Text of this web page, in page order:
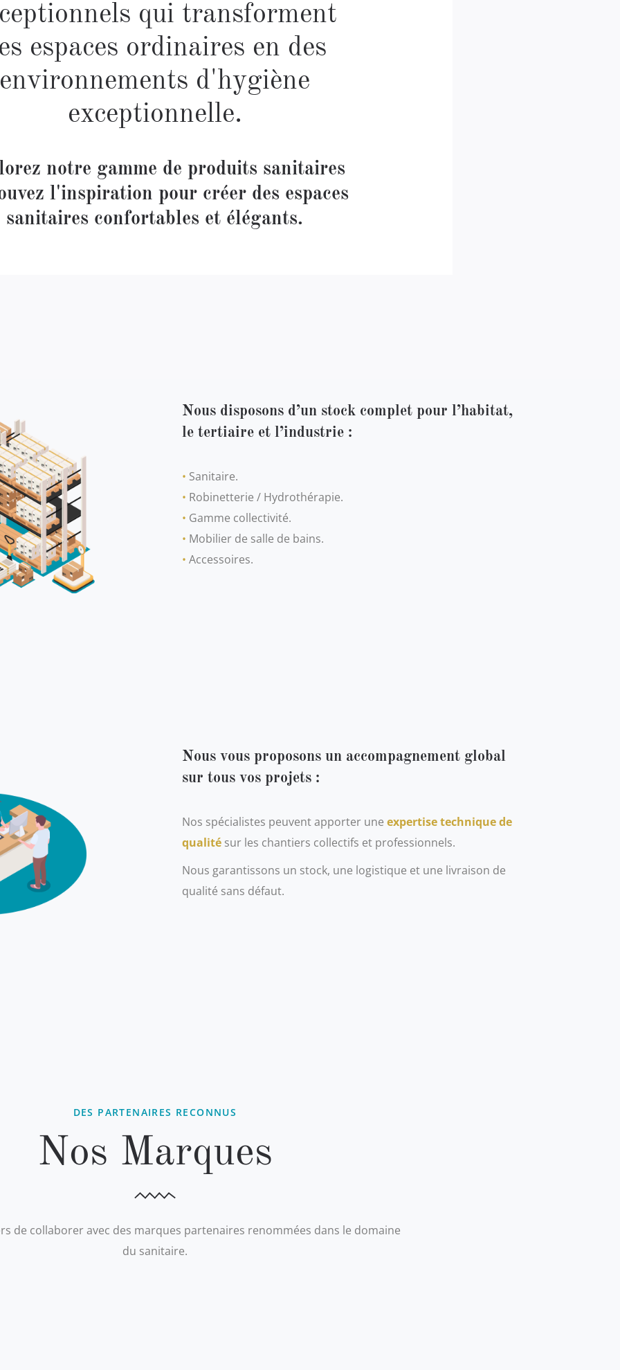
qui transforment
espaces ordinaires en des
environnements d'hygiène
exceptionnelle.
notre gamme de produits sanitaires
l'inspiration pour créer des espaces
sanitaires confortables et élégants.
Nous disposons d’un stock complet pour l’habitat,
le tertiaire et l’industrie :
• Sanitaire.
• Robinetterie / Hydrothérapie.
• Gamme collectivité.
• Mobilier de salle de bains.
• Accessoires.
Nous vous proposons un accompagnement global
sur tous vos projets :
Nos spécialistes peuvent apporter une expertise technique de
qualité sur les chantiers collectifs et professionnels.
Nous garantissons un stock, une logistique et une livraison de
qualité sans défaut.
DES PARTENAIRES RECONNUS
Nos Marques
de collaborer avec des marques partenaires renommées dans le domaine
du sanitaire.